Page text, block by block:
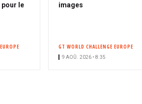
pour le
images
GT WORLD CHALLENGE EUROPE
9 AOÛ. 2026 • 8:35